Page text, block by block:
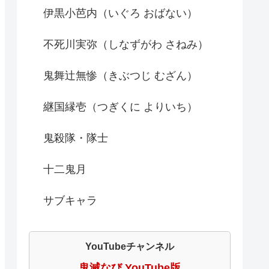
伊黒小芭内（いぐろ おばない）
不死川実弥（しなずがわ さねみ）
鬼舞辻無惨（きぶつじ むざん）
継国縁壱（つぎくに よりいち）
鬼殺隊・隊士
十二鬼月
サブキャラ
YouTubeチャンネル